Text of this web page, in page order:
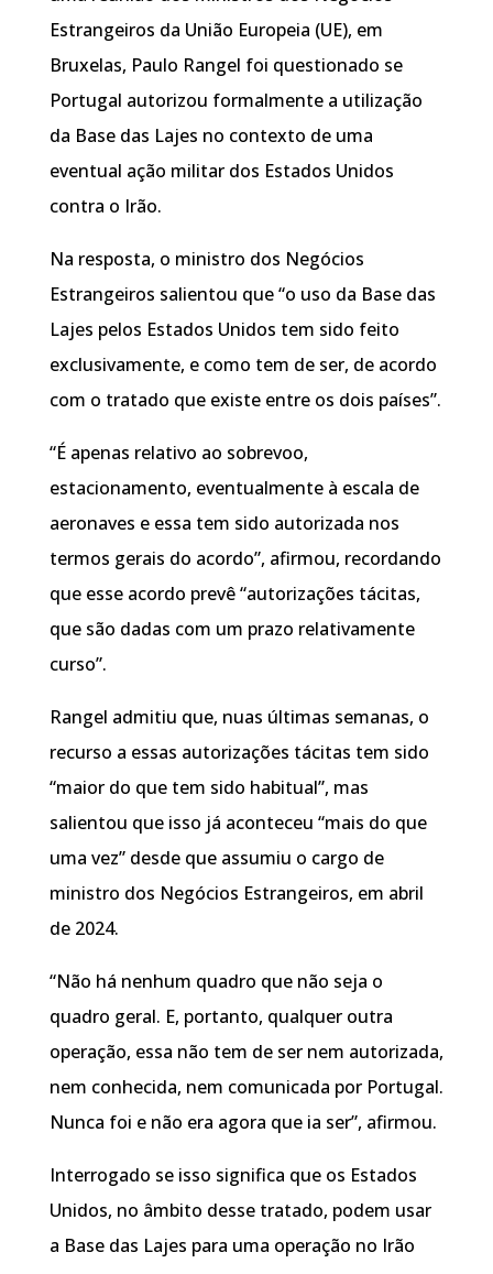
Estrangeiros da União Europeia (UE), em
Bruxelas, Paulo Rangel foi questionado se
Portugal autorizou formalmente a utilização
da Base das Lajes no contexto de uma
eventual ação militar dos Estados Unidos
contra o Irão.
Na resposta, o ministro dos Negócios
Estrangeiros salientou que “o uso da Base das
Lajes pelos Estados Unidos tem sido feito
exclusivamente, e como tem de ser, de acordo
com o tratado que existe entre os dois países”.
“É apenas relativo ao sobrevoo,
estacionamento, eventualmente à escala de
aeronaves e essa tem sido autorizada nos
termos gerais do acordo”, afirmou, recordando
que esse acordo prevê “autorizações tácitas,
que são dadas com um prazo relativamente
curso”.
Rangel admitiu que, nuas últimas semanas, o
recurso a essas autorizações tácitas tem sido
“maior do que tem sido habitual”, mas
salientou que isso já aconteceu “mais do que
uma vez” desde que assumiu o cargo de
ministro dos Negócios Estrangeiros, em abril
de 2024.
“Não há nenhum quadro que não seja o
quadro geral. E, portanto, qualquer outra
operação, essa não tem de ser nem autorizada,
nem conhecida, nem comunicada por Portugal.
Nunca foi e não era agora que ia ser”, afirmou.
Interrogado se isso significa que os Estados
Unidos, no âmbito desse tratado, podem usar
a Base das Lajes para uma operação no Irão